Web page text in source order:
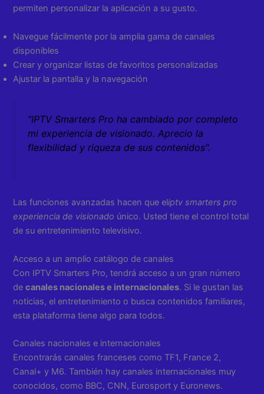
permiten personalizar la aplicación a su gusto.
Navegue fácilmente por la amplia gama de canales
disponibles
Crear y organizar listas de favoritos personalizadas
Ajustar la pantalla y la navegación
"IPTV Smarters Pro ha cambiado por completo
mi experiencia de visionado. Aprecio la
flexibilidad y riqueza de sus contenidos".
Las funciones avanzadas hacen que eliptv smarters pro
experiencia de visionado único. Usted tiene el control total
de su entretenimiento televisivo.
Acceso a un amplio catálogo de canales
Con IPTV Smarters Pro, tendrá acceso a un gran número
decanales nacionales e internacionales. Si le gustan las
noticias, el entretenimiento o busca contenidos familiares,
esta plataforma tiene algo para todos.
Canales nacionales e internacionales
Encontrarás canales franceses como TF1, France 2,
Canal+ y M6. También hay canales internacionales muy
conocidos, como BBC, CNN, Eurosport y Euronews.